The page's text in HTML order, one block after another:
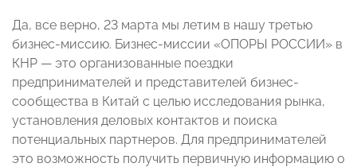
Да, все верно, 23 марта мы летим в нашу третью
бизнес-миссию. Бизнес-миссии «ОПОРЫ РОССИИ» в
КНР — это организованные поездки
предпринимателей и представителей бизнес-
сообщества в Китай с целью исследования рынка,
установления деловых контактов и поиска
потенциальных партнеров. Для предпринимателей
это возможность получить первичную информацию о